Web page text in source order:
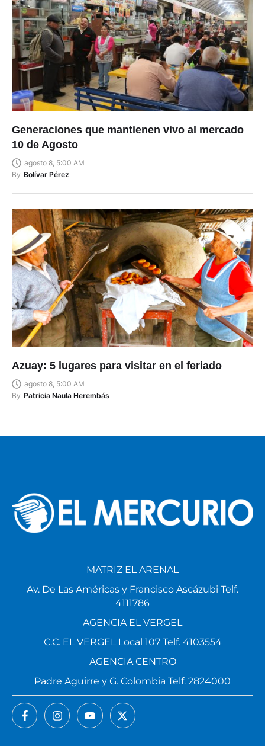
Generaciones que mantienen vivo al mercado
10 de Agosto
agosto 8, 5:00 AM
By Bolívar Pérez
Azuay: 5 lugares para visitar en el feriado
agosto 8, 5:00 AM
By Patricia Naula Herembás
MATRIZ EL ARENAL
Av. De Las Américas y Francisco Ascázubi Telf.
4111786
AGENCIA EL VERGEL
C.C. EL VERGEL Local 107 Telf. 4103554
AGENCIA CENTRO
Padre Aguirre y G. Colombia Telf. 2824000